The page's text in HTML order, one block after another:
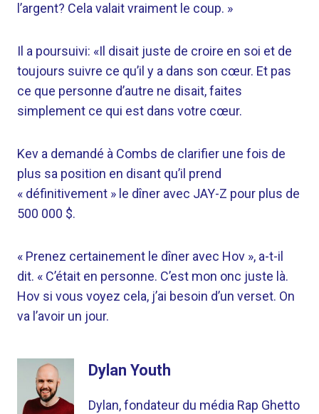
l’argent? Cela valait vraiment le coup. »
Il a poursuivi: «Il disait juste de croire en soi et de
toujours suivre ce qu’il y a dans son cœur. Et pas
ce que personne d’autre ne disait, faites
simplement ce qui est dans votre cœur.
Kev a demandé à Combs de clarifier une fois de
plus sa position en disant qu’il prend
« définitivement » le dîner avec JAY-Z pour plus de
500 000 $.
« Prenez certainement le dîner avec Hov », a-t-il
dit. « C’était en personne. C’est mon onc juste là.
Hov si vous voyez cela, j’ai besoin d’un verset. On
va l’avoir un jour.
Dylan Youth
Dylan, fondateur du média Rap Ghetto